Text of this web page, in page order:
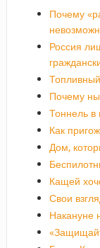
Почему
Россия
Почему
Тоннель в
Как
Дом,
Кащей
Свои
Накануне